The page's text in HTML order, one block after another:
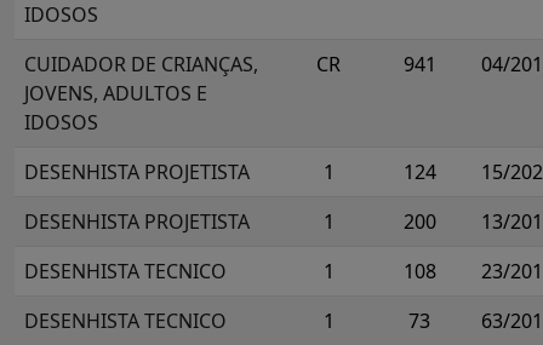
IDOSOS
CUIDADOR DE CRIANÇAS,
JOVENS, ADULTOS E
IDOSOS
CR 941 04/
DESENHISTA PROJETISTA 1 124
15/
DESENHISTA PROJETISTA
1 200
13/
DESENHISTA TECNICO
1 108
23/
DESENHISTA TECNICO
1 73 63/